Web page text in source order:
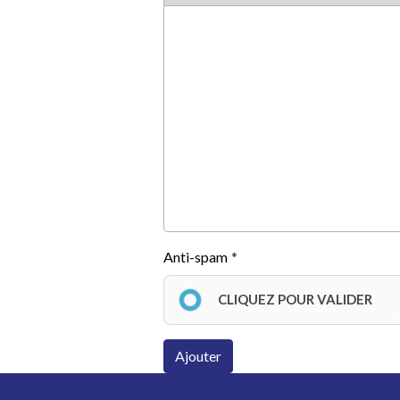
Anti-spam
CLIQUEZ POUR VALIDER
Ajouter